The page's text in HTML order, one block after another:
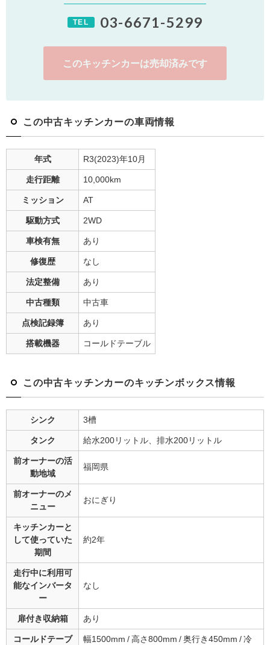
TEL 03-6671-5299
このキッチンカーは売却済みです
この中古キッチンカーの車両情報
年式 R3(2023)年10月
走行距離 10,000km
ミッション AT
駆動方式 2WD
車検有無 あり
修復歴 なし
法定整備 あり
中古種類 中古車
点検記録簿 あり
搭載機器 コールドテーブル
この中古キッチンカーのキッチンボックス情報
シンク 3槽
タンク 給水200リットル、排水200リットル
前オーナーの活
動地域
福岡県
前オーナーのメ
ニュー
おにぎり
キッチンカーと
して使っていた
期間
約2年
走行中に利用可
能なインバータ
ー
なし
扉付き収納箱 あり
コールドテーブ 幅1500mm / 高さ800mm / 奥行き450mm / 冷